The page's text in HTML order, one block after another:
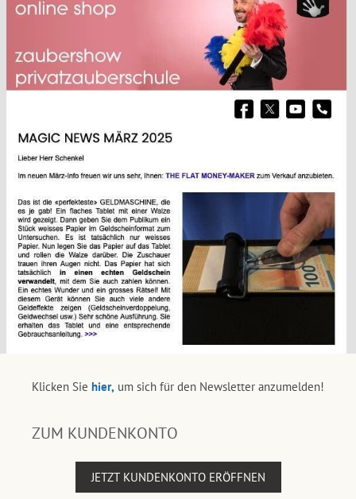
Klicken Sie hier, um sich für den Newsletter anzumelden!
ZUM KUNDENKONTO
JETZT KUNDENKONTO ERÖFFNEN